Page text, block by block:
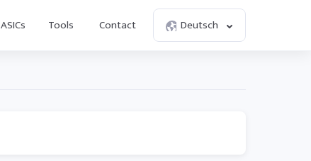
ASICs Tools Contact Deutsch